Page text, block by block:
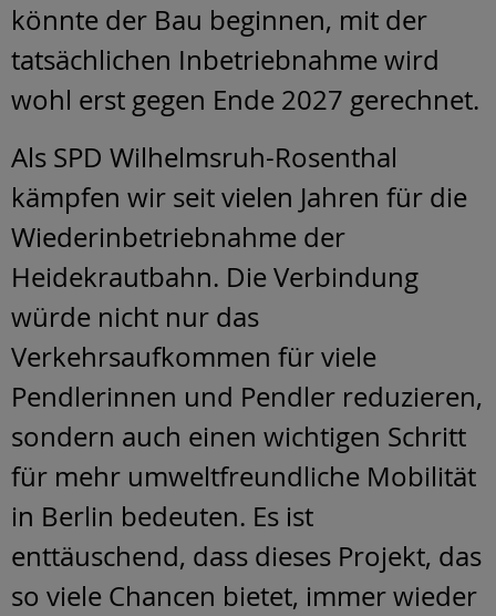
könnte der Bau beginnen, mit der
tatsächlichen Inbetriebnahme wird
wohl erst gegen Ende 2027 gerechnet.
Als SPD Wilhelmsruh-Rosenthal
kämpfen wir seit vielen Jahren für die
Wiederinbetriebnahme der
Heidekrautbahn. Die Verbindung
würde nicht nur das
Verkehrsaufkommen für viele
Pendlerinnen und Pendler reduzieren,
sondern auch einen wichtigen Schritt
für mehr umweltfreundliche Mobilität
in Berlin bedeuten. Es ist
enttäuschend, dass dieses Projekt, das
so viele Chancen bietet, immer wieder